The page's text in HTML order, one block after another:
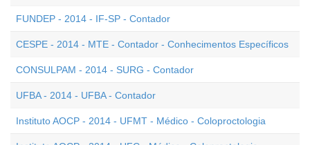
FUNDEP - 2014 - IF-SP - Contador
CESPE - 2014 - MTE - Contador - Conhecimentos Específicos
CONSULPAM - 2014 - SURG - Contador
UFBA - 2014 - UFBA - Contador
Instituto AOCP - 2014 - UFMT - Médico - Coloproctologia